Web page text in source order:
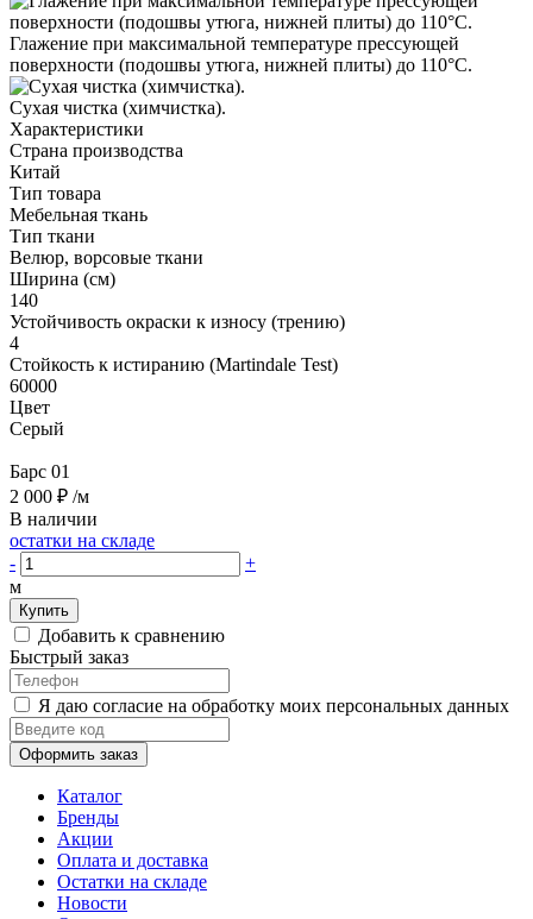
Глажение при максимальной температуре прессующей
поверхности (подошвы утюга, нижней плиты) до 110°С.
Cухая чистка (химчистка).
Характеристики
Страна производства
Китай
Тип товара
Мебельная ткань
Тип ткани
Велюр, ворсовые ткани
Ширина (см)
140
Устойчивость окраски к износу (трению)
4
Стойкость к истиранию (Martindale Test)
60000
Цвет
Серый
Барс 01
2 000 ₽ /м
В наличии
остатки на складе
-
+
м
Купить
Добавить к сравнению
Быстрый заказ
Я даю согласие на обработку моих персональных данных
Оформить заказ
Каталог
Бренды
Акции
Оплата и доставка
Остатки на складе
Новости